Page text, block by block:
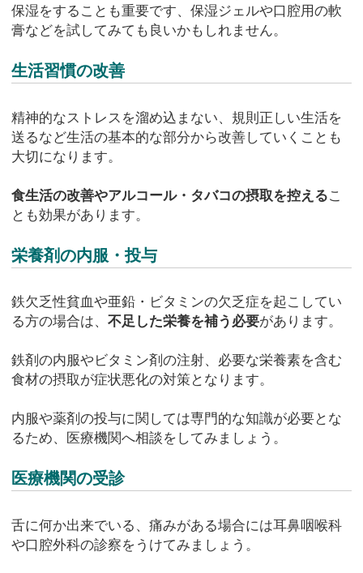
保湿をすることも重要です、保湿ジェルや口腔用の軟
膏などを試してみても良いかもしれません。
生活習慣の改善
精神的なストレスを溜め込まない、規則正しい生活を
送るなど生活の基本的な部分から改善していくことも
大切になります。
食生活の改善やアルコール・タバコの摂取を控えるこ
とも効果があります。
栄養剤の内服・投与
鉄欠乏性貧血や亜鉛・ビタミンの欠乏症を起こしてい
る方の場合は、不足した栄養を補う必要があります。
鉄剤の内服やビタミン剤の注射、必要な栄養素を含む
食材の摂取が症状悪化の対策となります。
内服や薬剤の投与に関しては専門的な知識が必要とな
るため、医療機関へ相談をしてみましょう。
医療機関の受診
舌に何か出来でいる、痛みがある場合には耳鼻咽喉科
や口腔外科の診察をうけてみましょう。